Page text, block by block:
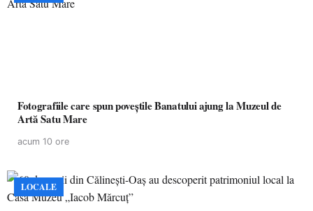
Fotografiile care spun poveștile Banatului ajung la Muzeul de
Artă Satu Mare
acum 10 ore
LOCALE